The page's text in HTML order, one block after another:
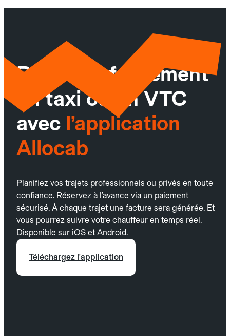
Réservez facilement
un taxi ou un VTC
avec l’application
Allocab
Planifiez vos trajets professionnels ou privés en toute
confiance. Réservez à l’avance via un paiement
sécurisé. À chaque trajet une facture sera générée. Et
vous pourrez suivre votre chauffeur en temps réel.
Disponible sur iOS et Android.
Téléchargez l'application